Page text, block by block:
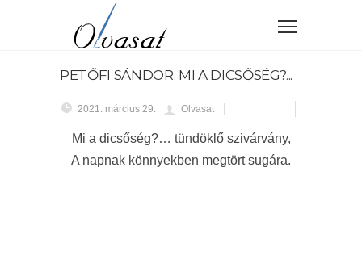
PETŐFI SÁNDOR: MI A DICSŐSÉG?...
2021. március 29. Olvasat
Mi a dicsőség?… tündöklő szivárvány,
A napnak könnyekben megtört sugára.